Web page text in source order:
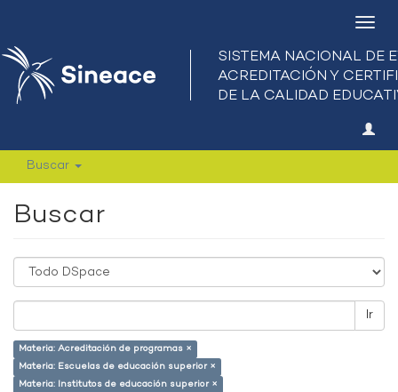
Buscar
Buscar
Ir
Materia: Acreditación de programas ×
Materia: Escuelas de educación superior ×
Materia: Institutos de educación superior ×